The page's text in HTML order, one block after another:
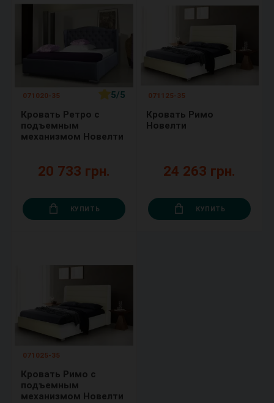
071020-35
5/5
Кровать Ретро с
подъемным
механизмом Новелти
20 733 грн.
КУПИТЬ
071125-35
Кровать Римо
Новелти
24 263 грн.
КУПИТЬ
071025-35
Кровать Римо с
подъемным
механизмом Новелти